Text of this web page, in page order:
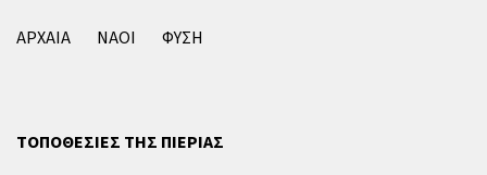
ΑΡΧΑΙΑ
ΝΑΟΙ ΦΥΣΗ
ΤΟΠΟΘΕΣΙΕΣ ΤΗΣ ΠΙΕΡΙΑΣ